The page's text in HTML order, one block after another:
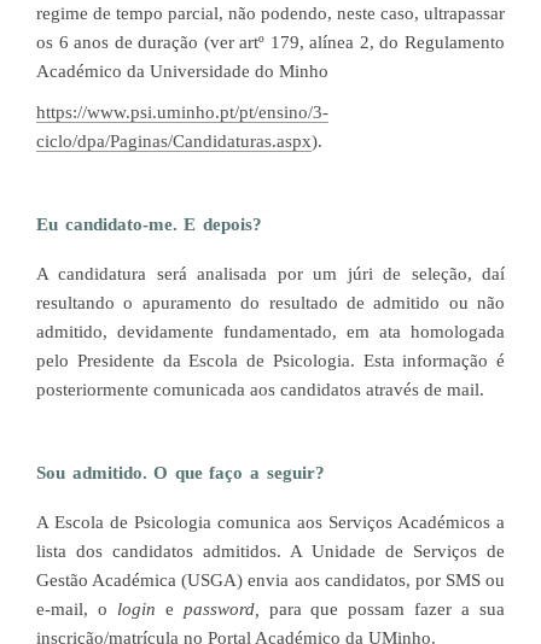
regime de tempo parcial, não podendo, neste caso, ultrapassar
os 6 anos de duração (ver artº 179, alínea 2, do Regulamento
Académico da Universidade do Minho
https://www.psi.uminho.pt/pt/ensino/3-
ciclo/dpa/Paginas/Candidaturas.aspx).
Eu candidato-me. E depois?
A candidatura será analisada por um júri de seleção, daí
resultando o apuramento do resultado de admitido ou não
admitido, devidamente fundamentado, em ata homologada
pelo Presidente da Escola de Psicologia. Esta informação é
posteriormente comunicada aos candidatos através de mail.
Sou admitido. O que faço a seguir?
A Escola de Psicologia comunica aos Serviços Académicos a
lista dos candidatos admitidos. A Unidade de Serviços de
Gestão Académica (USGA) envia aos candidatos, por SMS ou
e-mail, o login e password,
para que possam fazer a sua
inscrição/matrícula no Portal Académico da UMinho.